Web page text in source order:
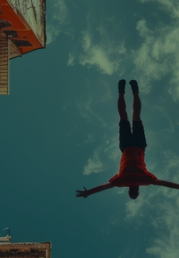
Vous avez un besoin ?
Contact
L’agence
Bird and Human
Rassemble
Réalise
Et noue des liens